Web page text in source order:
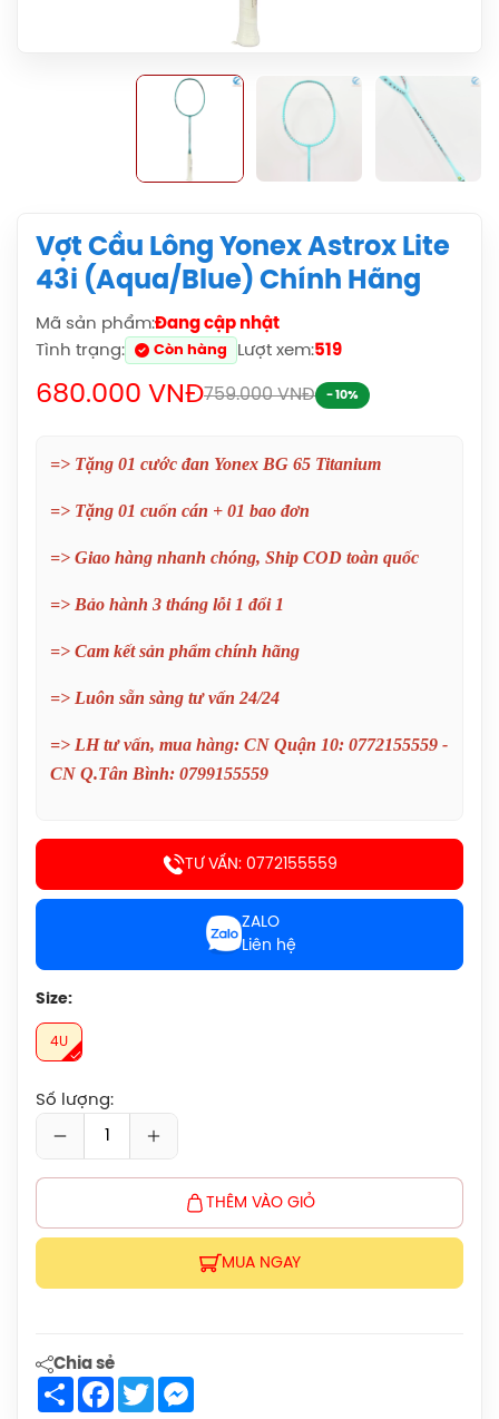
Vợt Cầu Lông Yonex Astrox Lite
43i (Aqua/Blue) Chính Hãng
Mã sản phẩm:Đang cập nhật
Tình trạng:
Còn hàng Lượt xem:519
680.000 VNĐ759.000 VNĐ - 10%
=> Tặng 01 cước đan Yonex BG 65 Titanium
=> Tặng 01 cuốn cán + 01 bao đơn
=> Giao hàng nhanh chóng, Ship COD toàn quốc
=> Bảo hành 3 tháng lỗi 1 đổi 1
=> Cam kết sản phẩm chính hãng
=> Luôn sẵn sàng tư vấn 24/24
=> LH tư vấn, mua hàng: CN Quận 10: 0772155559 -
CN Q.Tân Bình: 0799155559
TƯ VẤN: 0772155559
ZALO
Liên hệ
Size:
4U
Số lượng:
THÊM VÀO GIỎ
MUA NGAY
Chia sẻ
ShareFacebook
Twitter
(Black/Blue) Chính Hãng
Balo Cầu Lông Yonex Q014-324-2012
450.000đ
450.000đ
Cước Cầu Lông Victor VBS 66 Chính
Giày Cầu Lông Yonex Cascade Accel
Gen 2 (Purple) New 2026 Chính Hãng
1.900.000đ
Giày Cầu Lông Yonex Cascade Accel
Gen 2 (White/Light Blue) New 2026
Chính Hãng
1.919.000đ